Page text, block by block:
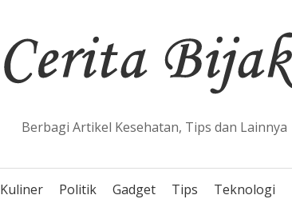
Berbagi Artikel Kesehatan, Tips dan Lainnya
Kuliner Politik Gadget Tips Teknologi